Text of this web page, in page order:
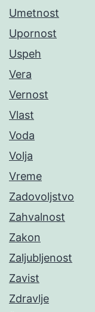
Umetnost
Upornost
Uspeh
Vera
Vernost
Vlast
Voda
Volja
Vreme
Zadovoljstvo
Zahvalnost
Zakon
Zaljubljenost
Zavist
Zdravlje